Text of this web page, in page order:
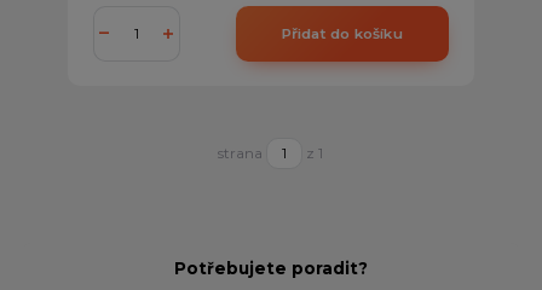
Přidat do košíku
strana z 1
Potřebujete poradit?